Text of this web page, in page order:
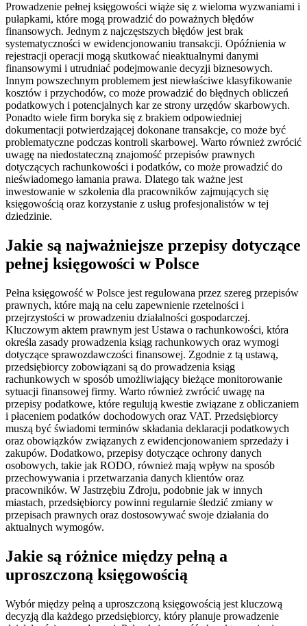
Prowadzenie pełnej księgowości wiąże się z wieloma wyzwaniami i
pułapkami, które mogą prowadzić do poważnych błędów
finansowych. Jednym z najczęstszych błędów jest brak
systematyczności w ewidencjonowaniu transakcji. Opóźnienia w
rejestracji operacji mogą skutkować nieaktualnymi danymi
finansowymi i utrudniać podejmowanie decyzji biznesowych.
Innym powszechnym problemem jest niewłaściwe klasyfikowanie
kosztów i przychodów, co może prowadzić do błędnych obliczeń
podatkowych i potencjalnych kar ze strony urzędów skarbowych.
Ponadto wiele firm boryka się z brakiem odpowiedniej
dokumentacji potwierdzającej dokonane transakcje, co może być
problematyczne podczas kontroli skarbowej. Warto również zwrócić
uwagę na niedostateczną znajomość przepisów prawnych
dotyczących rachunkowości i podatków, co może prowadzić do
nieświadomego łamania prawa. Dlatego tak ważne jest
inwestowanie w szkolenia dla pracowników zajmujących się
księgowością oraz korzystanie z usług profesjonalistów w tej
dziedzinie.
Jakie są najważniejsze przepisy dotyczące
pełnej księgowości w Polsce
Pełna księgowość w Polsce jest regulowana przez szereg przepisów
prawnych, które mają na celu zapewnienie rzetelności i
przejrzystości w prowadzeniu działalności gospodarczej.
Kluczowym aktem prawnym jest Ustawa o rachunkowości, która
określa zasady prowadzenia ksiąg rachunkowych oraz wymogi
dotyczące sprawozdawczości finansowej. Zgodnie z tą ustawą,
przedsiębiorcy zobowiązani są do prowadzenia ksiąg
rachunkowych w sposób umożliwiający bieżące monitorowanie
sytuacji finansowej firmy. Warto również zwrócić uwagę na
przepisy podatkowe, które regulują kwestie związane z obliczaniem
i płaceniem podatków dochodowych oraz VAT. Przedsiębiorcy
muszą być świadomi terminów składania deklaracji podatkowych
oraz obowiązków związanych z ewidencjonowaniem sprzedaży i
zakupów. Dodatkowo, przepisy dotyczące ochrony danych
osobowych, takie jak RODO, również mają wpływ na sposób
przechowywania i przetwarzania danych klientów oraz
pracowników. W Jastrzębiu Zdroju, podobnie jak w innych
miastach, przedsiębiorcy powinni regularnie śledzić zmiany w
przepisach prawnych oraz dostosowywać swoje działania do
aktualnych wymogów.
Jakie są różnice między pełną a
uproszczoną księgowością
Wybór między pełną a uproszczoną księgowością jest kluczową
decyzją dla każdego przedsiębiorcy, który planuje prowadzenie